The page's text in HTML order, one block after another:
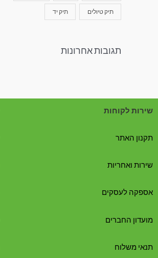
תיק טיולים תיק יד
תגובות אחרונות
שירות לקוחות
תקנון האתר
שירות ואחריות
אספקה לעסקים
מועדון החברים
תנאי משלוח